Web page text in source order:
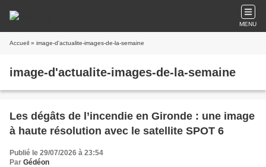
MENU
Accueil » image-d'actualite-images-de-la-semaine
image-d'actualite-images-de-la-semaine
Les dégâts de l’incendie en Gironde : une image
à haute résolution avec le satellite SPOT 6
Publié le 29/07/2026 à 23:54
Par Gédéon